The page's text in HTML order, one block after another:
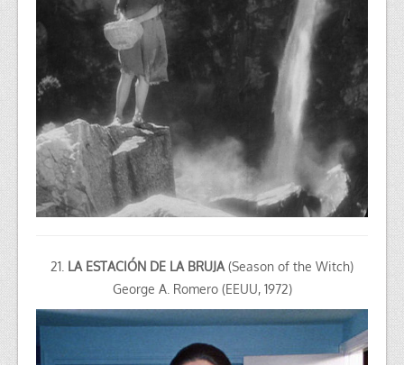
21. LA ESTACIÓN DE LA BRUJA(Season of the Witch)
George A. Romero (EEUU, 1972)